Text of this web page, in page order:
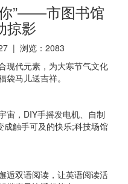
你”——市图书馆
掠影
| 浏览： 2083
现代元素，为大寒节气文化
马儿送吉祥。
宙，DIY手摇发电机、自制
触手可及的快乐;科技场馆
逅双语阅读，让英语阅读活